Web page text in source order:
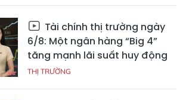
Tài chính thị trường ngày
6/8: Một ngân hàng “Big 4”
tăng mạnh lãi suất huy động
THỊ TRƯỜNG